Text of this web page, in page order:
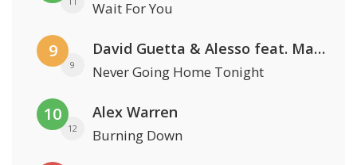
Wait For You
9
9
David Guetta & Alesso feat. Madison Love
Never Going Home Tonight
10
12
Alex Warren
Burning Down